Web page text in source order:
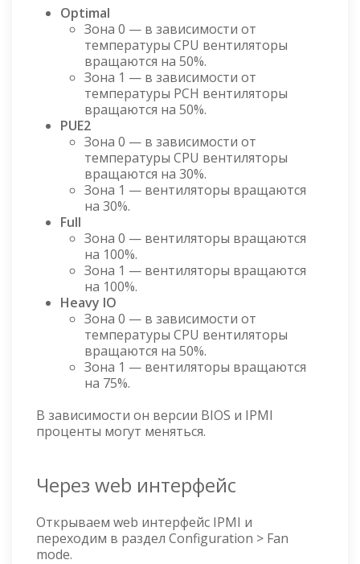
Optimal
Зона 0 — в зависимости от
температуры CPU вентиляторы
вращаются на 50%.
Зона 1 — в зависимости от
температуры PCH вентиляторы
вращаются на 50%.
PUE2
Зона 0 — в зависимости от
температуры CPU вентиляторы
вращаются на 30%.
Зона 1 — вентиляторы вращаются
на 30%.
Full
Зона 0 — вентиляторы вращаются
на 100%.
Зона 1 — вентиляторы вращаются
на 100%.
Heavy IO
Зона 0 — в зависимости от
температуры CPU вентиляторы
вращаются на 50%.
Зона 1 — вентиляторы вращаются
на 75%.
В зависимости он версии BIOS и IPMI
проценты могут меняться.
Через web интерфейс
Открываем web интерфейс IPMI и
переходим в раздел Configuration > Fan
mode.